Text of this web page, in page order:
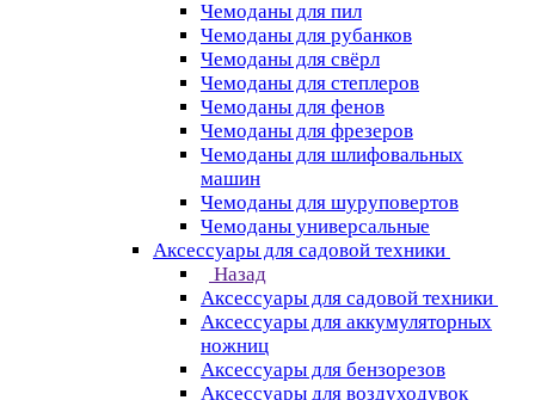
Чемоданы для пил
Чемоданы для рубанков
Чемоданы для свёрл
Чемоданы для степлеров
Чемоданы для фенов
Чемоданы для фрезеров
Чемоданы для шлифовальных
машин
Чемоданы для шуруповертов
Чемоданы универсальные
Аксессуары для садовой техники
Назад
Аксессуары для садовой техники
Аксессуары для аккумуляторных
ножниц
Аксессуары для бензорезов
Аксессуары для воздуходувок